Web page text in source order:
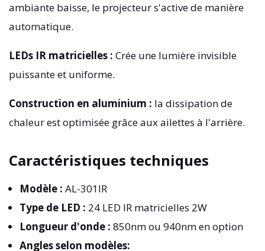
ambiante baisse, le projecteur s'active de manière
automatique.
LEDs IR matricielles : Crée une lumière invisible
puissante et uniforme.
Construction en aluminium : la dissipation de
chaleur est optimisée grâce aux ailettes à l'arrière.
Caractéristiques techniques
Modèle : AL-301IR
Type de LED : 24 LED IR matricielles 2W
Longueur d'onde : 850nm ou 940nm en option
Angles selon modèles: